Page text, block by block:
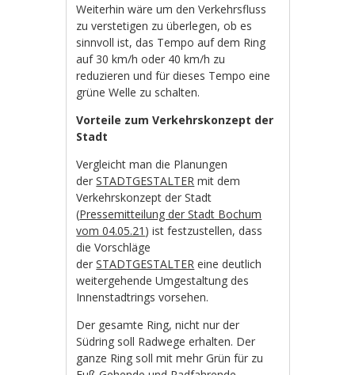
Weiterhin wäre um den Verkehrsfluss
zu verstetigen zu überlegen, ob es
sinnvoll ist, das Tempo auf dem Ring
auf 30 km/h oder 40 km/h zu
reduzieren und für dieses Tempo eine
grüne Welle zu schalten.
Vorteile zum Verkehrskonzept der
Stadt
Vergleicht man die Planungen
derSTADTGESTALTER mit dem
Verkehrskonzept der Stadt
(Pressemitteilung der Stadt Bochum
vom 04.05.21 ) ist festzustellen, dass
die Vorschläge
derSTADTGESTALTER eine deutlich
weitergehende Umgestaltung des
Innenstadtrings vorsehen.
Der gesamte Ring, nicht nur der
Südring soll Radwege erhalten. Der
ganze Ring soll mit mehr Grün für zu